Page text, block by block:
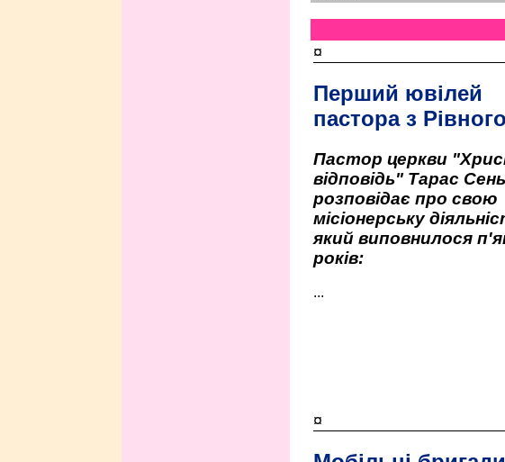
¤
Перший ювілей
пастора з Рівного
Пастор церкви
відповідь" Тарас Сень
розповідає про свою
місіонерську
який виповнилося
років:
...
¤